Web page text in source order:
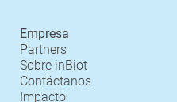
Empresa
Partners
Sobre inBiot
Contáctanos
Impacto